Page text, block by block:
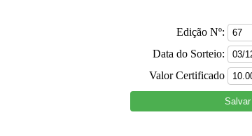
Edição Nº:
Data do Sorteio:
Valor Certificado